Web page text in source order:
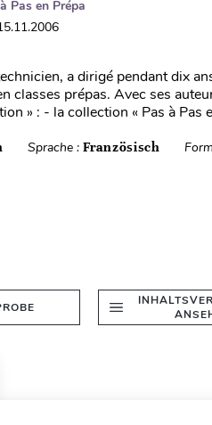
Pas en Prépa
a dirigé pendant dix
classes prépas. Avec ses
» : - la collection « Pas à Pas
Sprache :Französisch